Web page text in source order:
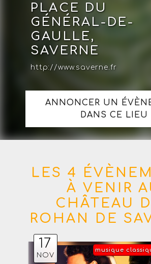
PLACE DU
GÉNÉRAL-DE-
GAULLE,
SAVERNE
http://www.saverne.fr
ANNONCER UN
DANS CE LIEU
LES 4
À VENIR
CHÂTEAU
ROHAN DE
17
NOV
musique